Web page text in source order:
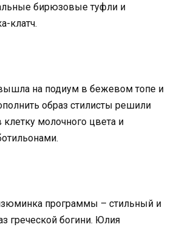
бирюзовые туфли и
клатч.
на подиум в бежевом топе и
образ стилисты решили
молочного цвета и
программы – стильный и
греческой богини. Юлия